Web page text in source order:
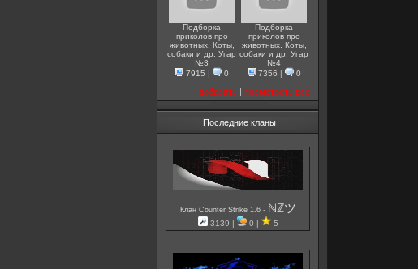
Подборка
приколов про
животных. Коты,
собаки и др. Угар
№3
7915 | 0
Подборка
приколов про
животных. Коты,
собаки и др. Угар
№4
7356 | 0
добавить | посмотреть все
Последние кланы
Клан Counter Strike 1.6 - ℕℤツ
3139 | 0 | 5